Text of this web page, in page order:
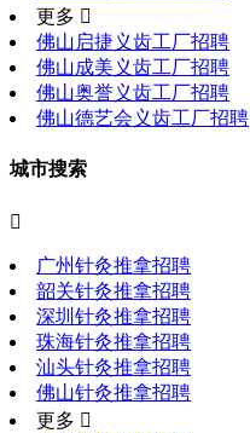
更多 
佛山启捷义齿工厂招聘
佛山成美义齿工厂招聘
佛山奥誉义齿工厂招聘
佛山德艺会义齿工厂招聘
城市搜索

广州针灸推拿招聘
韶关针灸推拿招聘
深圳针灸推拿招聘
珠海针灸推拿招聘
汕头针灸推拿招聘
佛山针灸推拿招聘
更多 